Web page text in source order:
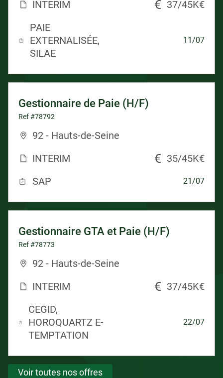
INTERIM
37/45K€
PAIE
EXTERNALISÉE,
SILAE
11/07
Gestionnaire de Paie (H/F)
Ref #78792
92 - Hauts-de-Seine
INTERIM
35/45K€
SAP
21/07
Gestionnaire GTA et Paie (H/F)
Ref #78773
92 - Hauts-de-Seine
INTERIM
37/45K€
CEGID,
HOROQUARTZ E-
TEMPTATION
22/07
Voir toutes nos offres